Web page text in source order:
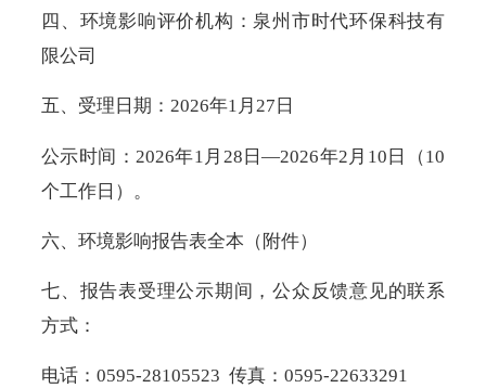
四、环境影响评价机构：泉州市时代环保科技有
限公司
五、受理日期：2026年1月27日
公示时间：2026年1月28日—2026年2月10日（10
个工作日）。
六、环境影响报告表全本（附件）
七、报告表受理公示期间，公众反馈意见的联系
方式：
电话：0595-28105523 传真：0595-22633291